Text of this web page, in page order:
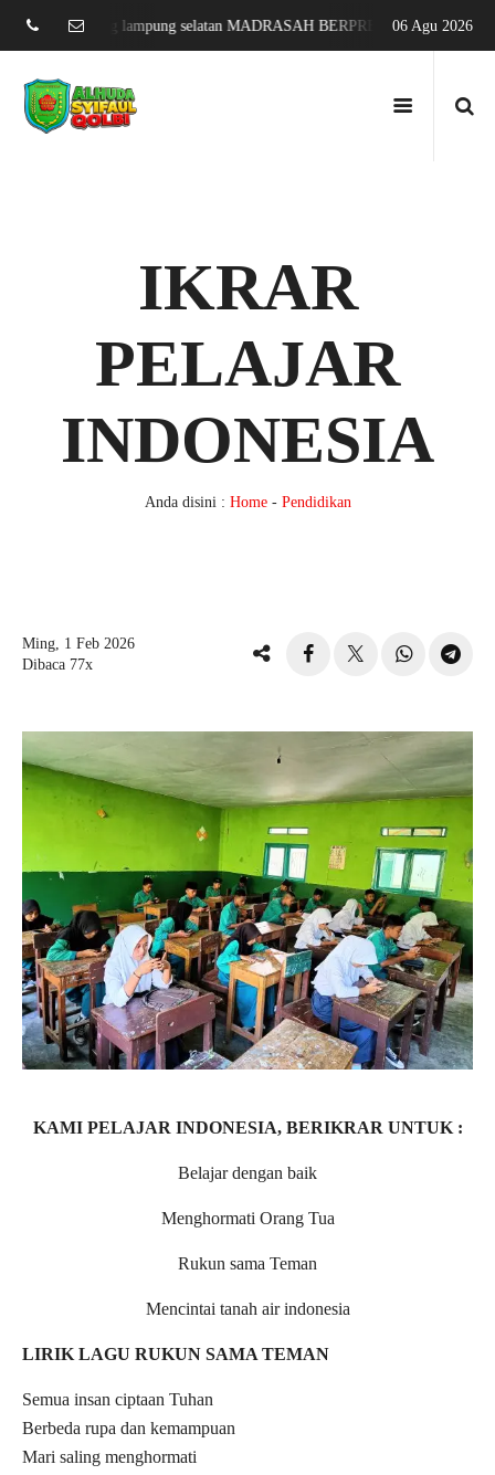
jati agung lampung selatan MADRASAH BERPRESTASI DAN06 Agu 2026
IKRAR
PELAJAR
INDONESIA
Anda disini : Home- Pendidikan
Ming, 1 Feb 2026
Dibaca 77x
KAMI PELAJAR INDONESIA, BERIKRAR UNTUK :
Belajar dengan baik
Menghormati Orang Tua
Rukun sama Teman
Mencintai tanah air indonesia
LIRIK LAGU RUKUN SAMA TEMAN
Semua insan ciptaan Tuhan
Berbeda rupa dan kemampuan
Mari saling menghormati